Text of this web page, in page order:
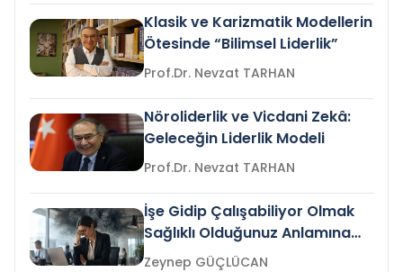
Klasik ve Karizmatik Modellerin
Ötesinde “Bilimsel Liderlik”
Prof.Dr. Nevzat TARHAN
Nöroliderlik ve Vicdani Zekâ:
Geleceğin Liderlik Modeli
Prof.Dr. Nevzat TARHAN
İşe Gidip Çalışabiliyor Olmak
Sağlıklı Olduğunuz Anlamına
Gelir mi?Zeynep GÜÇLÜCAN